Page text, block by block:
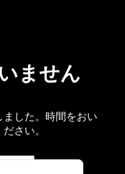
ません
した。時間をおい
さい。